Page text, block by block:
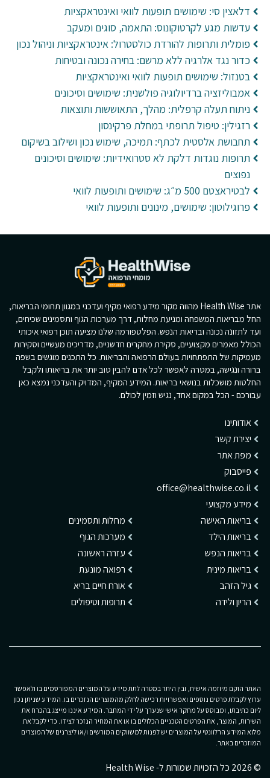
דלאצין סי: שימושים תופעות לוואי ואינטראקציות
עדשות מגע לקרטוקונוס: התאמה, סוגים ומעקב
פומלית ותרופות להורדת כולסטרול: אינטראקציות וניהול נכון
כדור נגד אלרגיה ללא מרשם: בחירה נכונה ובטיחות
בטנזול: שימושים תופעות לוואי ואינטראקציות
אמבוליזציה ברדיולוגיה פולשנית: שימושים וסיכונים
ניתוח תעלה קרפלית: מהלך, התאוששות ותוצאות
רזגילין: טיפול תרופתי במחלת פרקינסון
תחבושת אלסטית לכתף: תמיכה, שימוש נכון ושילוב בשיקום
תרופות נוגדות דלקת לא סטרואידיות: שימושים וסיכונים
נפוצים
לבטיראצטם 500 מ״ג: שימושים ותופעות לוואי
פרוגילוטון: שימושים, מינונים ותופעות לוואי
אתר Health Wise מהווה מקור מידע רפואי מקיף ועדכני במגוון תחומי הבריאות,
החל מבריאות המשפחה ומניעת מחלות, דרך מערכות הגוף ותסמינים שכיחים,
ועד לתזונה נכונה ובריאות הנפש. הפלטפורמה שלנו מציעה תוכן רפואי איכותי
הכולל מאמרים מקצועיים, סקירת מחקרים חדשניים, מדריכים מעשיים וסקירות
מעמיקות של התפתחויות בעולם הרפואה והבריאות. כל התכנים מוגשים בשפה
ברורה ונגישה, במטרה לאפשר לכל אדם להבין טוב יותר את בריאותו ולקבל
החלטות מושכלות בנושאי בריאות. המידע המקיף, המדויק והעדכני נמצא כאן
עבורכם - הכל במקום אחד, נגיש וזמין לכולם.
אודותינו
יצירת קשר
מפת אתר
פייסבוק
office@healthwise.co.il
מידע מקצועי
בריאות האישה
בריאות הילד
בריאות הנפש
בריאות מינית
גיל הזהב
הריון ולידה
מחלות ותסמינים
מערכות הגוף
עזרה ראשונה
רפואה מונעת
אורח חיים בריא
תרופות וטיפולים
האתר הוקם מיוזמה אישית, ובין היתר במטרה לתת מידע על המוצרים המפורסמים בו ולאפשר
ערוץ לקבלת פרטים נוספים ואפשרויות רכישה לחלק מהמוצרים הנזכרים בו. המידע שניתן נכון
ליום כתיבתו, ומבוסס על מחקר אישי שנערך על ידי המחבר. המידע איננו מייצג בהכרח את
השירות, המוצר, את הפרטים הטכניים הכלולים בו או את המחיר הנזכר לצידו. כדי לקבל את
מלוא המידע הרלוונטי על המוצרים יש לפנות למשווקים המורשים ו/או ליצרנים של המוצרים
המוזכרים באתר.
© 2026 כל הזכויות שמורות ל- Health Wise